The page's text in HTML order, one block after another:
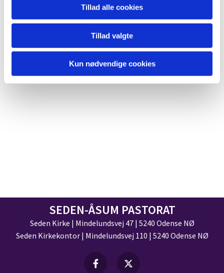
Tillad alle cookies
Tillad valgte
Kun nødvendige cookies
SEDEN-ÅSUM PASTORAT
Seden Kirke | Mindelundsvej 47 | 5240 Odense NØ
Seden Kirkekontor | Mindelundsvej 110 | 5240 Odense NØ